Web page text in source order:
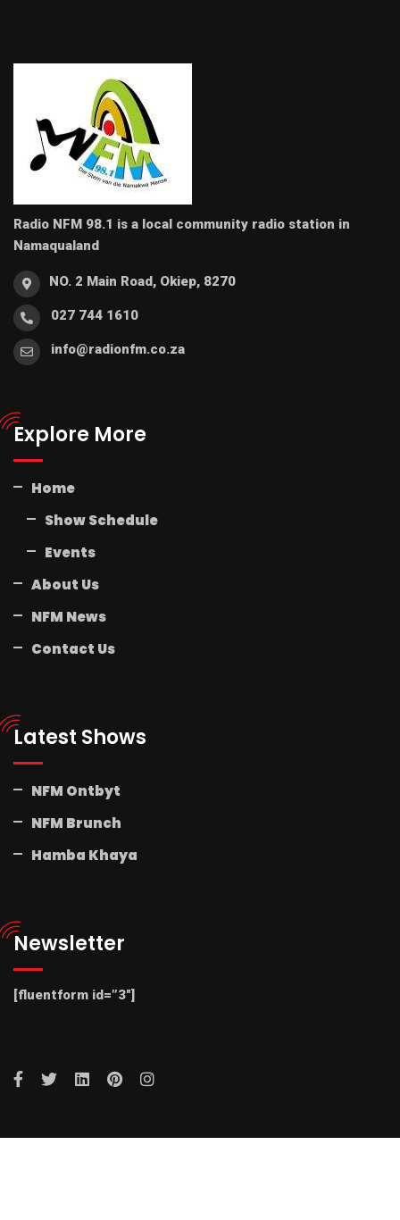
Radio NFM 98.1 is a local community radio station in
Namaqualand
NO. 2 Main Road, Okiep, 8270
027 744 1610
info@radionfm.co.za
Explore More
Home
Show Schedule
Events
About Us
NFM News
Contact Us
Latest Shows
NFM Ontbyt
NFM Brunch
Hamba Khaya
Newsletter
[fluentform id=”3″]